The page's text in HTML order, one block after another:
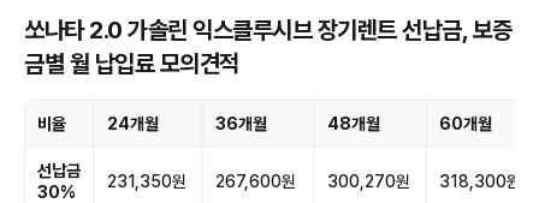
쏘나타 2.0 가솔린 익스클루시브 장기렌트 선납금, 보증
금별 월 납입료 모의견적
비율 24개월 36개월 48개월 60개월
선납금
30%
231,350원 267,600원 300,270원 318,300원